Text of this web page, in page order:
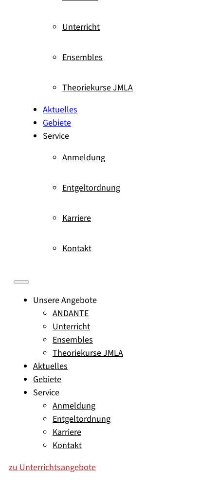
Unterricht
Ensembles
Theoriekurse JMLA
Aktuelles
Gebiete
Service
Anmeldung
Entgeltordnung
Karriere
Kontakt
Unsere Angebote
ANDANTE
Unterricht
Ensembles
Theoriekurse JMLA
Aktuelles
Gebiete
Service
Anmeldung
Entgeltordnung
Karriere
Kontakt
zu Unterrichtsangebote